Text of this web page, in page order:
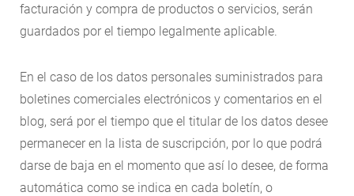
facturación y compra de productos o servicios, serán
guardados por el tiempo legalmente aplicable.
En el caso de los datos personales suministrados para
boletines comerciales electrónicos y comentarios en el
blog, será por el tiempo que el titular de los datos desee
permanecer en la lista de suscripción, por lo que podrá
darse de baja en el momento que así lo desee, de forma
automática como se indica en cada boletín, o